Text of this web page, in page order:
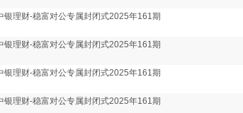
银理财-稳富对公专属封闭式2025年161期
银理财-稳富对公专属封闭式2025年161期
银理财-稳富对公专属封闭式2025年161期
银理财-稳富对公专属封闭式2025年161期